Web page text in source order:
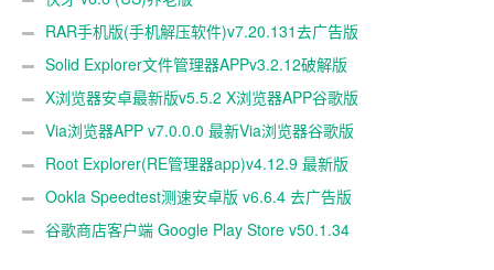
RAR手机版(手机解压软件)v7.20.131去广告版
Solid Explorer文件管理器APPv3.2.12破解版
X浏览器安卓最新版v5.5.2 X浏览器APP谷歌版
Via浏览器APP v7.0.0.0 最新Via浏览器谷歌版
Root Explorer(RE管理器app)v4.12.9 最新版
Ookla Speedtest测速安卓版 v6.6.4 去广告版
谷歌商店客户端 Google Play Store v50.1.34